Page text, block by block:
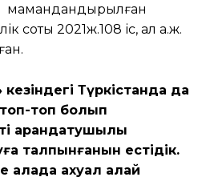
мамандандырылған
соты 2021ж.108 іс, ал а.ж.
кезіндегі Түркістанда да
топ болып
арандатушылық
талпынғанын естідік.
ахуал қалай